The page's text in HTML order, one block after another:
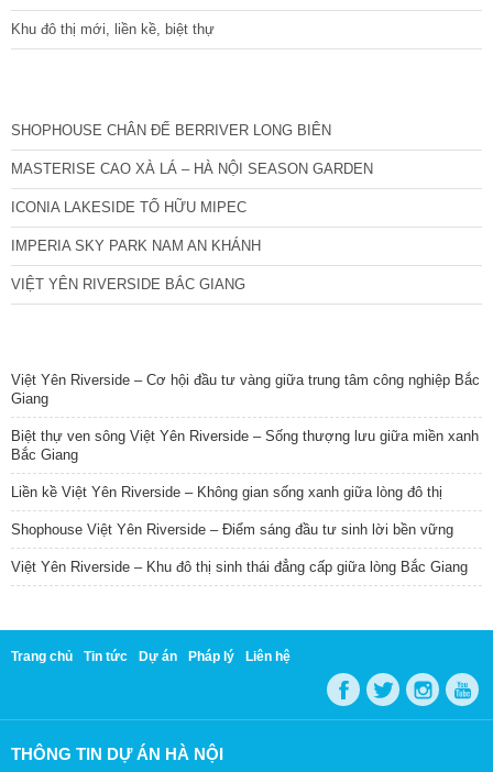
Khu đô thị mới, liền kề, biệt thự
SHOPHOUSE CHÂN ĐẾ BERRIVER LONG BIÊN
MASTERISE CAO XÀ LÁ – HÀ NỘI SEASON GARDEN
ICONIA LAKESIDE TỐ HỮU MIPEC
IMPERIA SKY PARK NAM AN KHÁNH
VIỆT YÊN RIVERSIDE BẮC GIANG
Việt Yên Riverside – Cơ hội đầu tư vàng giữa trung tâm công nghiệp Bắc
Giang
Biệt thự ven sông Việt Yên Riverside – Sống thượng lưu giữa miền xanh
Bắc Giang
Liền kề Việt Yên Riverside – Không gian sống xanh giữa lòng đô thị
Shophouse Việt Yên Riverside – Điểm sáng đầu tư sinh lời bền vững
Việt Yên Riverside – Khu đô thị sinh thái đẳng cấp giữa lòng Bắc Giang
Trang chủ Tin tức Dự án Pháp lý Liên hệ
THÔNG TIN DỰ ÁN HÀ NỘI